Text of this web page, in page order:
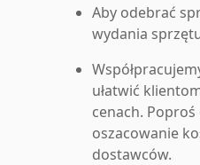
Aby odebrać
wydania
ułatwić
cenach.
oszacowanie
dostawców.